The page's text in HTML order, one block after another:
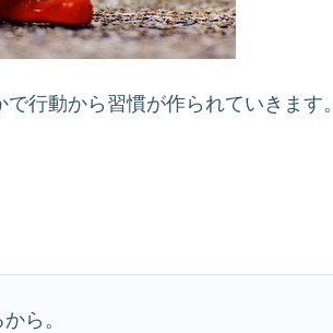
行動から習慣が作られていきます。
ら。